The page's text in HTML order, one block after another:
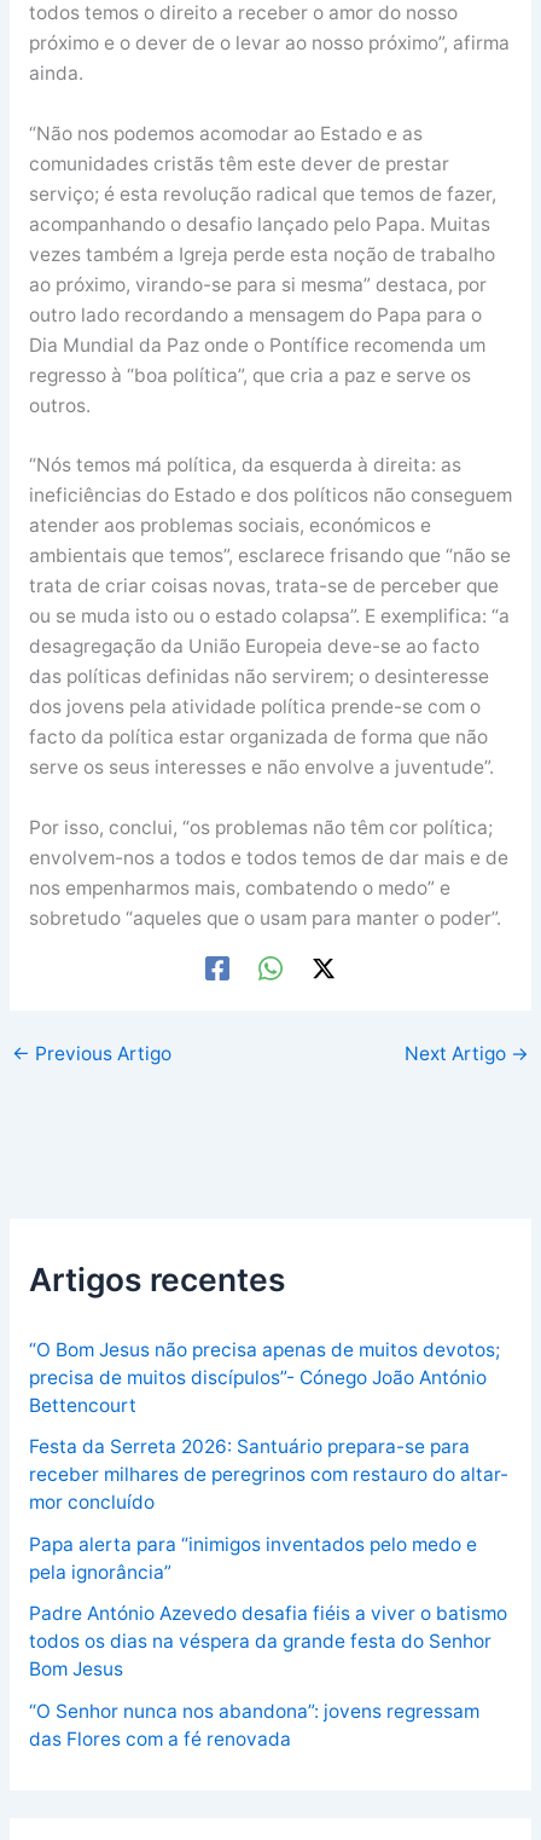
todos temos o direito a receber o amor do nosso
próximo e o dever de o levar ao nosso próximo”, afirma
ainda.
“Não nos podemos acomodar ao Estado e as
comunidades cristãs têm este dever de prestar
serviço; é esta revolução radical que temos de fazer,
acompanhando o desafio lançado pelo Papa. Muitas
vezes também a Igreja perde esta noção de trabalho
ao próximo, virando-se para si mesma” destaca, por
outro lado recordando a mensagem do Papa para o
Dia Mundial da Paz onde o Pontífice recomenda um
regresso à “boa política”, que cria a paz e serve os
outros.
“Nós temos má política, da esquerda à direita: as
ineficiências do Estado e dos políticos não conseguem
atender aos problemas sociais, económicos e
ambientais que temos”, esclarece frisando que “não se
trata de criar coisas novas, trata-se de perceber que
ou se muda isto ou o estado colapsa”. E exemplifica: “a
desagregação da União Europeia deve-se ao facto
das políticas definidas não servirem; o desinteresse
dos jovens pela atividade política prende-se com o
facto da política estar organizada de forma que não
serve os seus interesses e não envolve a juventude”.
Por isso, conclui, “os problemas não têm cor política;
envolvem-nos a todos e todos temos de dar mais e de
nos empenharmos mais, combatendo o medo” e
sobretudo “aqueles que o usam para manter o poder”.
← Previous Artigo Next Artigo →
Artigos recentes
“O Bom Jesus não precisa apenas de muitos devotos;
precisa de muitos discípulos”- Cónego João António
Bettencourt
Festa da Serreta 2026: Santuário prepara-se para
receber milhares de peregrinos com restauro do altar-
mor concluído
Papa alerta para “inimigos inventados pelo medo e
pela ignorância”
Padre António Azevedo desafia fiéis a viver o batismo
todos os dias na véspera da grande festa do Senhor
Bom Jesus
“O Senhor nunca nos abandona”: jovens regressam
das Flores com a fé renovada